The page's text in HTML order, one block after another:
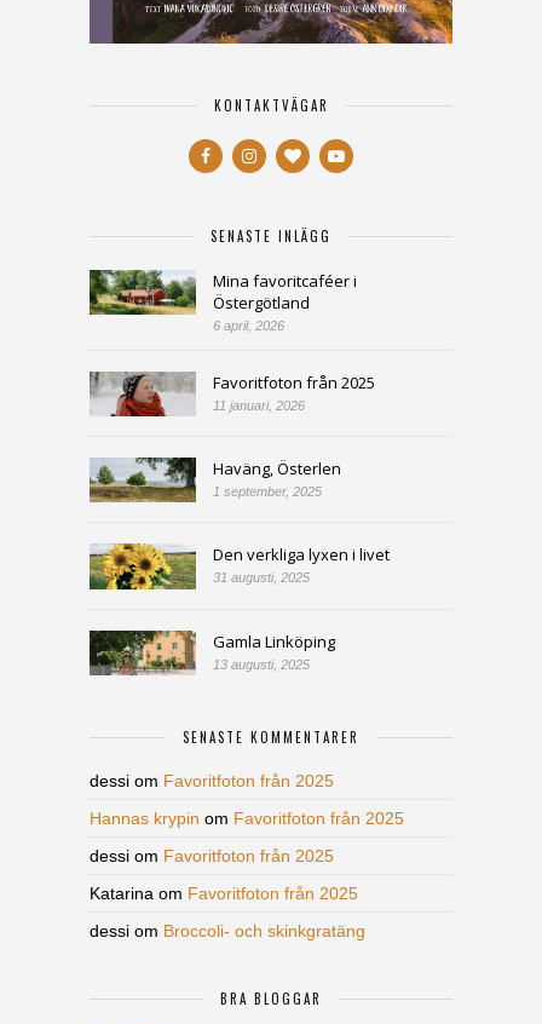
KONTAKTVÄGAR
SENASTE INLÄGG
Mina favoritcaféer i
Östergötland
6 april, 2026
Favoritfoton från 2025
11 januari, 2026
Haväng, Österlen
1 september, 2025
Den verkliga lyxen i livet
31 augusti, 2025
Gamla Linköping
13 augusti, 2025
SENASTE KOMMENTARER
dessi om Favoritfoton från 2025
Hannas krypin om Favoritfoton från 2025
dessi om Favoritfoton från 2025
Katarina om Favoritfoton från 2025
dessi om Broccoli- och skinkgratäng
BRA BLOGGAR